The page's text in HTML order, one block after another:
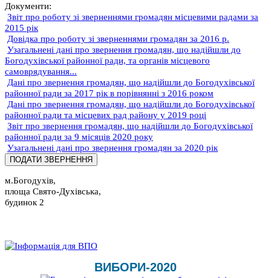
Документи:
Звіт про роботу зі зверненнями громадян місцевими радами за
2015 рік
Довідка про роботу зі зверненнями громадян за 2016 р.
Узагальнені дані про звернення громадян, що надійшли до
Богодухівської районної ради, та органів місцевого
самоврядування...
Дані про звернення громадян, що надійшли до Богодухівської
районної ради за 2017 рік в порівнянні з 2016 роком
Дані про звернення громадян, що надійшли до Богодухівської
районної ради та місцевих рад району у 2019 році
Звіт про звернення громадян, що надійшли до Богодухівської
районної ради за 9 місяців 2020 року
Узагальнені дані про звернення громадян за 2020 рік
м.Богодухів,
площа Свято-Духівська,
будинок 2
ВИБОРИ-2020